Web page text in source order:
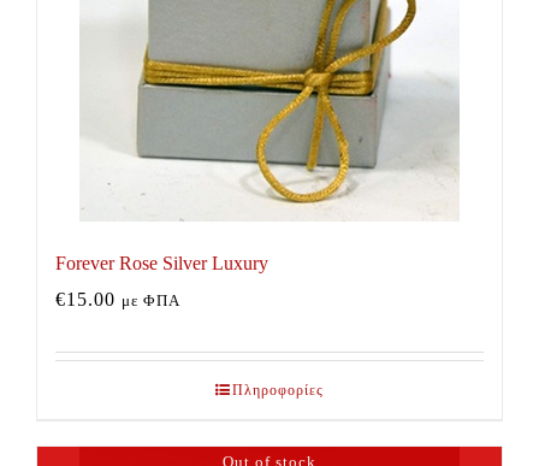
Forever Rose Silver Luxury
€15.00 με ΦΠΑ
Πληροφορίες
Out of stock